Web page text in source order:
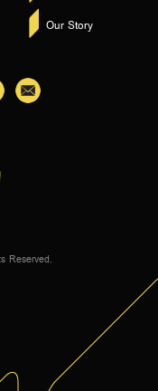
Our Story
Reserved.